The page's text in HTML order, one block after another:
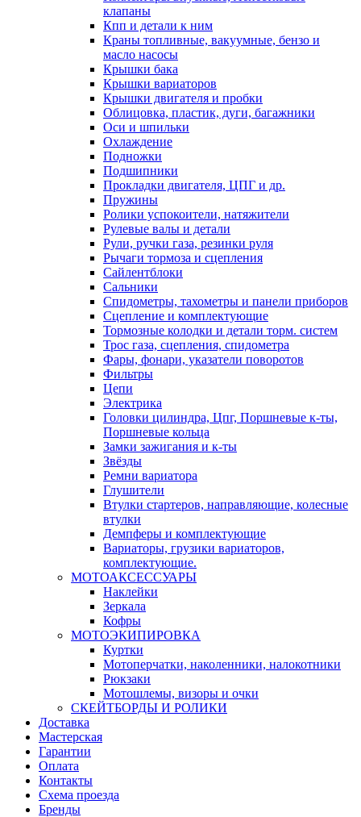
клапаны
Кпп и детали к ним
Краны топливные, вакуумные, бензо и
масло насосы
Крышки бака
Крышки вариаторов
Крышки двигателя и пробки
Облицовка, пластик, дуги, багажники
Оси и шпильки
Охлаждение
Подножки
Подшипники
Прокладки двигателя, ЦПГ и др.
Пружины
Ролики успокоители, натяжители
Рулевые валы и детали
Рули, ручки газа, резинки руля
Рычаги тормоза и сцепления
Сайлентблоки
Сальники
Спидометры, тахометры и панели приборов
Сцепление и комплектующие
Тормозные колодки и детали торм. систем
Трос газа, сцепления, спидометра
Фары, фонари, указатели поворотов
Фильтры
Цепи
Электрика
Головки цилиндра, Цпг, Поршневые к-ты,
Поршневые кольца
Замки зажигания и к-ты
Звёзды
Ремни вариатора
Глушители
Втулки стартеров, направляющие, колесные
втулки
Демпферы и комплектующие
Вариаторы, грузики вариаторов,
комплектующие.
МОТОАКСЕССУАРЫ
Наклейки
Зеркала
Кофры
МОТОЭКИПИРОВКА
Куртки
Мотоперчатки, наколенники, налокотники
Рюкзаки
Мотошлемы, визоры и очки
СКЕЙТБОРДЫ И РОЛИКИ
Доставка
Мастерская
Гарантии
Оплата
Контакты
Схема проезда
Бренды